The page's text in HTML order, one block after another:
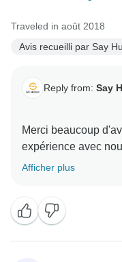
Traveled in août 2018
Avis recueilli par Say
Reply from: Say
Merci beaucoup
expérience avec
ayez passé un
journée et vous
Afficher plus